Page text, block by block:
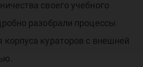
своего учебного
разобрали процессы
корпуса кураторов с внешней